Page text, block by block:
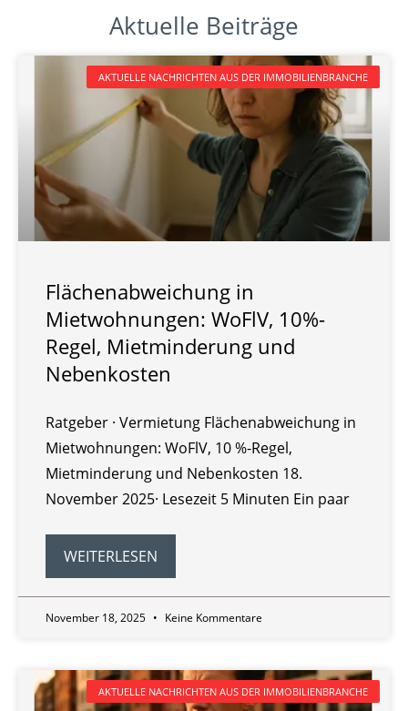
Aktuelle Beiträge
AKTUELLE NACHRICHTEN AUS DER IMMOBILIENBRANCHE
Flächenabweichung in
Mietwohnungen: WoFlV, 10%-
Regel, Mietminderung und
Nebenkosten
Ratgeber · Vermietung Flächenabweichung in
Mietwohnungen: WoFlV, 10 %-Regel,
Mietminderung und Nebenkosten 18.
November 2025· Lesezeit 5 Minuten Ein paar
WEITERLESEN
November 18, 2025 Keine Kommentare
AKTUELLE NACHRICHTEN AUS DER IMMOBILIENBRANCHE